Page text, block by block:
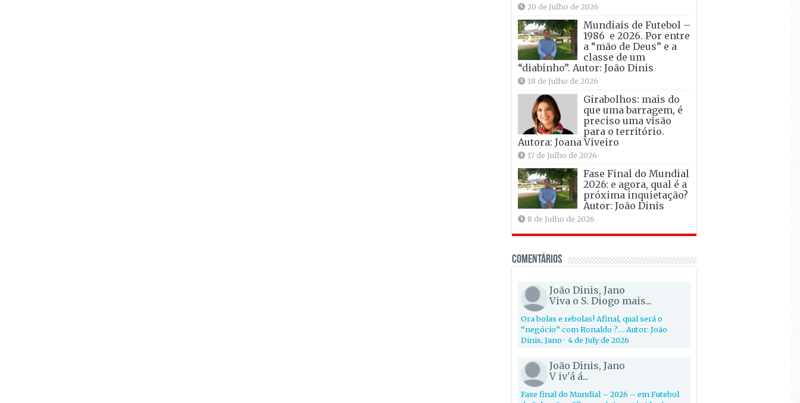
20 de Julho de 2026
Mundiais de Futebol –
1986 e 2026. Por entre
a “mão de Deus” e a
classe de um
“diabinho”. Autor: João Dinis
18 de Julho de 2026
Girabolhos: mais do
que uma barragem, é
preciso uma visão
para o território.
Autora: Joana Viveiro
17 de Julho de 2026
Fase Final do Mundial
2026: e agora, qual é a
próxima inquietação?
Autor: João Dinis
8 de Julho de 2026
Comentários
João Dinis, Jano
Viva o S. Diogo mais...
Ora bolas e rebolas! Afinal, qual será o
“negócio” com Ronaldo ?… Autor: João
Dinis, Jano· 4 de July de 2026
João Dinis, Jano
V iv'á á...
Fase final do Mundial – 2026 – em Futebol